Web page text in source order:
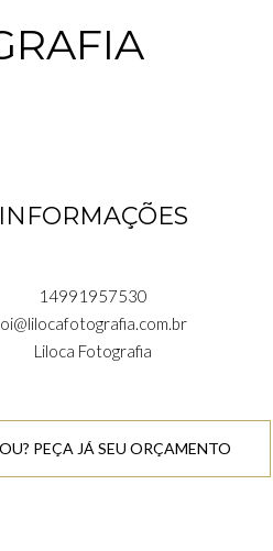
INFORMAÇÕES
14991957530
oi@lilocafotografia.com.br
Liloca Fotografia
PEÇA JÁ SEU ORÇAMENTO